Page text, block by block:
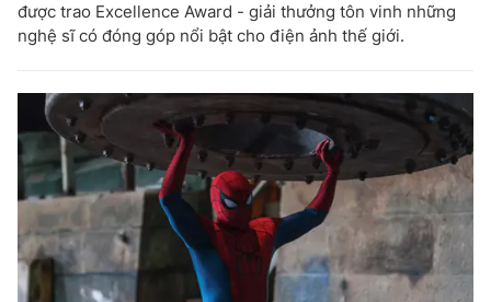
được trao Excellence Award - giải thưởng tôn vinh những
nghệ sĩ có đóng góp nổi bật cho điện ảnh thế giới.